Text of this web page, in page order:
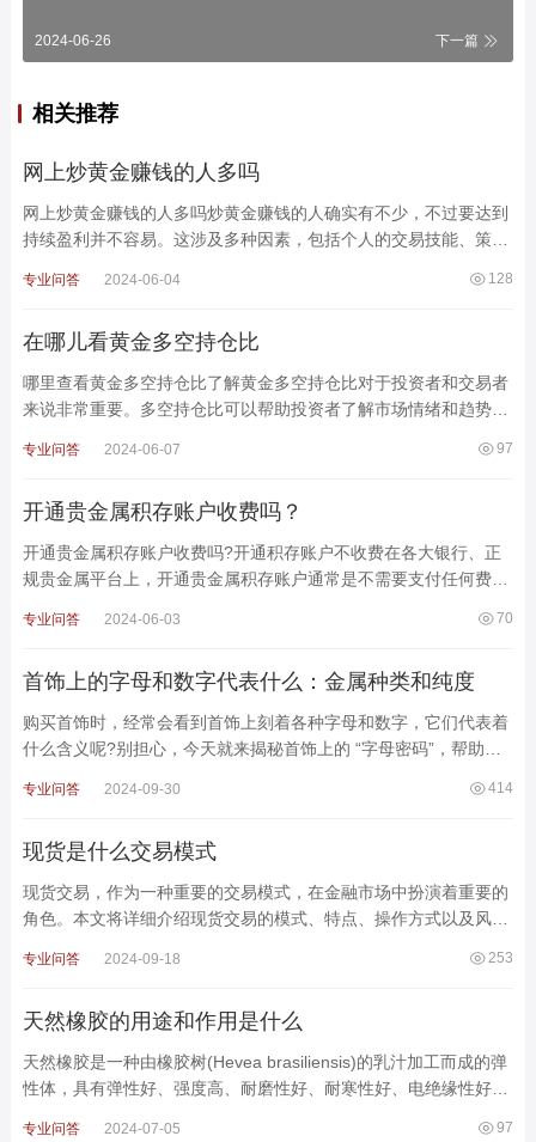
2024-06-26 下一篇
相关推荐
网上炒黄金赚钱的人多吗
网上炒黄金赚钱的人多吗炒黄金赚钱的人确实有不少，不过要达到
持续盈利并不容易。这涉及多种因素，包括个人的交易技能、策
128
专业问答 2024-06-04
在哪儿看黄金多空持仓比
哪里查看黄金多空持仓比了解黄金多空持仓比对于投资者和交易者
来说非常重要。多空持仓比可以帮助投资者了解市场情绪和趋势，
97
专业问答 2024-06-07
开通贵金属积存账户收费吗？
开通贵金属积存账户收费吗?开通积存账户不收费在各大银行、正
规贵金属平台上，开通贵金属积存账户通常是不需要支付任何费用
70
专业问答 2024-06-03
首饰上的字母和数字代表什么：金属种类和纯度
购买首饰时，经常会看到首饰上刻着各种字母和数字，它们代表着
什么含义呢?别担心，今天就来揭秘首饰上的 “字母密码”，帮助你
414
专业问答 2024-09-30
现货是什么交易模式
现货交易，作为一种重要的交易模式，在金融市场中扮演着重要的
角色。本文将详细介绍现货交易的模式、特点、操作方式以及风
253
专业问答 2024-09-18
天然橡胶的用途和作用是什么
天然橡胶是一种由橡胶树(Hevea brasiliensis)的乳汁加工而成的弹
性体，具有弹性好、强度高、耐磨性好、耐寒性好、电绝缘性好、
97
专业问答 2024-07-05